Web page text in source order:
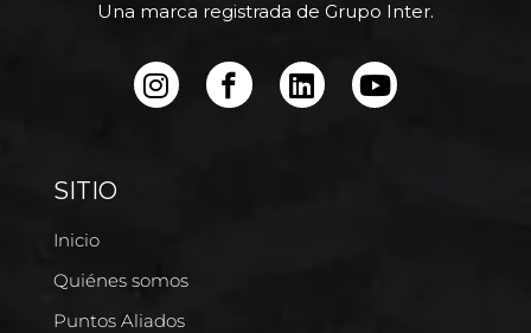
Una marca registrada de Grupo Inter.
SITIO
Inicio
Quiénes somos
Puntos Aliados